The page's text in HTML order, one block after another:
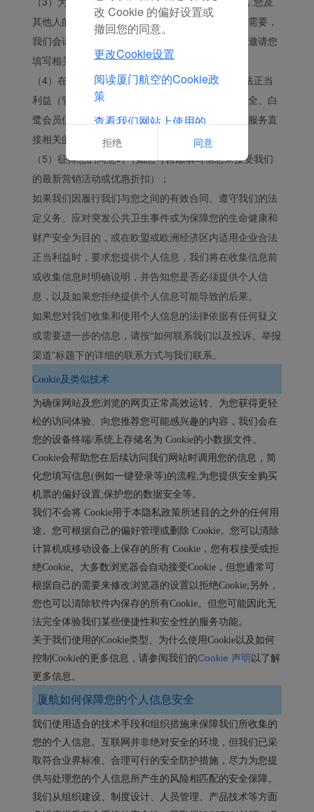
其他人的生命健康和财产安全所需（如：疫情防控需要，
我们会请您出示您的健康证明或按照有权机关要求邀请您
填写相关信息）
（4）在欧盟或欧洲经济区境内，我们可能会因合法正当
利益（管理我们的信息系统、反欺诈、网络信息安全、白
鹭会员俱乐部会员活动、与我们的机票销售和会员服务直
接相关的营销活动）而处理您的个人信息。
（5）征得您的同意时（如您可自愿填写信息来接受我们
的最新营销活动或优惠折扣）；
如果我们因履行我们与您之间的有效合同、遵守我们的法
定义务、应对突发公共卫生事件或为保障您的生命健康和
财产安全为目的，或在欧盟或欧洲经济区内适用企业合法
正当利益时，要求您提供个人信息，我们将在收集信息前
或收集信息时明确说明，并告知您是否必须提供个人信
息，以及如果您拒绝提供个人信息可能导致的后果。
如果您对我们收集和使用个人信息的法律依据有任何疑义
或需要进一步的信息，请按“如何联系我们以及投诉、举报
渠道”标题下的详细的联系方式与我们联系。
Cookie及类似技术
为确保网站及您浏览的网页正常高效运转、为您获得更轻
松的访问体验、向您推荐您可能感兴趣的内容，我们会在
您的设备终端/系统上存储名为 Cookie的小数据文件。
Cookie会帮助您在后续访问我们网站时调用您的信息，简
化您填写信息(例如一键登录等)的流程;为您提供安全购买
机票的偏好设置;保护您的数据安全等。
我们不会将 Cookie用于本隐私政策所述目的之外的任何用
途。您可根据自己的偏好管理或删除 Cookie。您可以清除
计算机或移动设备上保存的所有 Cookie，您有权接受或拒
绝Cookie。大多数浏览器会自动接受Cookie，但您通常可
根据自己的需要来修改浏览器的设置以拒绝Cookie;另外，
您也可以清除软件内保存的所有Cookie。但您可能因此无
法完全体验我们某些便捷性和安全性的服务功能。
关于我们使用的Cookie类型、为什么使用Cookie以及如何
控制Cookie的更多信息，请参阅我们的Cookie 声明 以了解
更多信息。
厦航如何保障您的个人信息安全
我们使用适合的技术手段和组织措施来保障我们所收集的
您的个人信息。互联网并非绝对安全的环境，但我们已采
取符合业界标准、合理可行的安全防护措施，尽力为您提
供与处理您的个人信息所产生的风险相匹配的安全保障。
我们从组织建设、制度设计、人员管理、产品技术等方面
改 Cookie 的偏好设置或
撤回您的同意。
更改Cookie设置
阅读厦门航空的Cookie政
策
查看我们网站上使用的
Cookie的完整列表
拒绝 同意